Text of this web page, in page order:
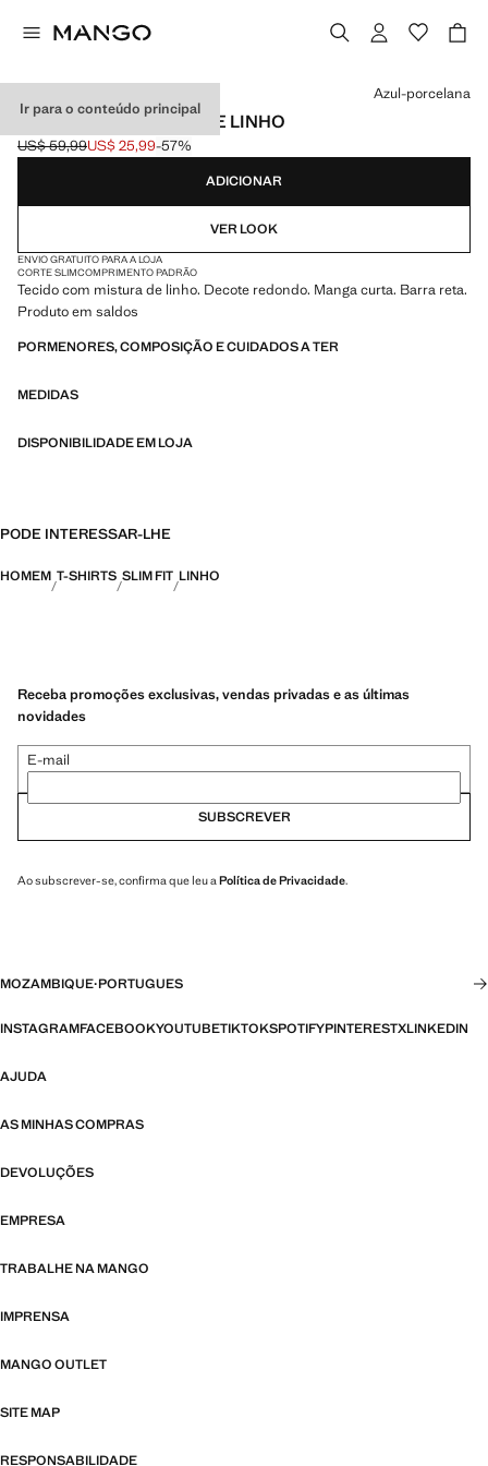
Ir para o conteúdo principal
T-SHIRT DE MISTURA DE LINHO
Preço inicial riscado [US$ 59,99 ]
US$ 59,99
Preço atual [US$ 25,99 ]
US$ 25,99-57%
Selecione uma cor
Azul-porcelana
ADICIONAR
VER LOOK
ENVIO GRATUITO PARA A LOJA
CORTE SLIMCOMPRIMENTO PADRÃO
Tecido com mistura de linho. Decote redondo. Manga curta. Barra reta.
Produto em saldos
PORMENORES, COMPOSIÇÃO E CUIDADOS A TER
MEDIDAS
DISPONIBILIDADE EM LOJA
PODE INTERESSAR-LHE
HOMEM T-SHIRTS SLIM FIT LINHO
Receba promoções exclusivas, vendas privadas e as últimas
novidades
E-mail
SUBSCREVER
Ao subscrever-se, confirma que leu a Política de Privacidade.
MOZAMBIQUE·PORTUGUES
INSTAGRAMFACEBOOKYOUTUBETIKTOKSPOTIFYPINTERESTXLINKEDIN
AJUDA
AS MINHAS COMPRAS
DEVOLUÇÕES
EMPRESA
TRABALHE NA MANGO
IMPRENSA
MANGO OUTLET
SITE MAP
RESPONSABILIDADE